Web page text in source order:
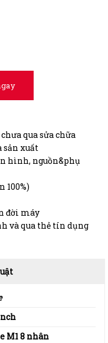
qua sửa chữa
sản xuất
hình, nguồn&phụ
100%)
đời máy
và qua thẻ tín dụng
M1 8 nhân